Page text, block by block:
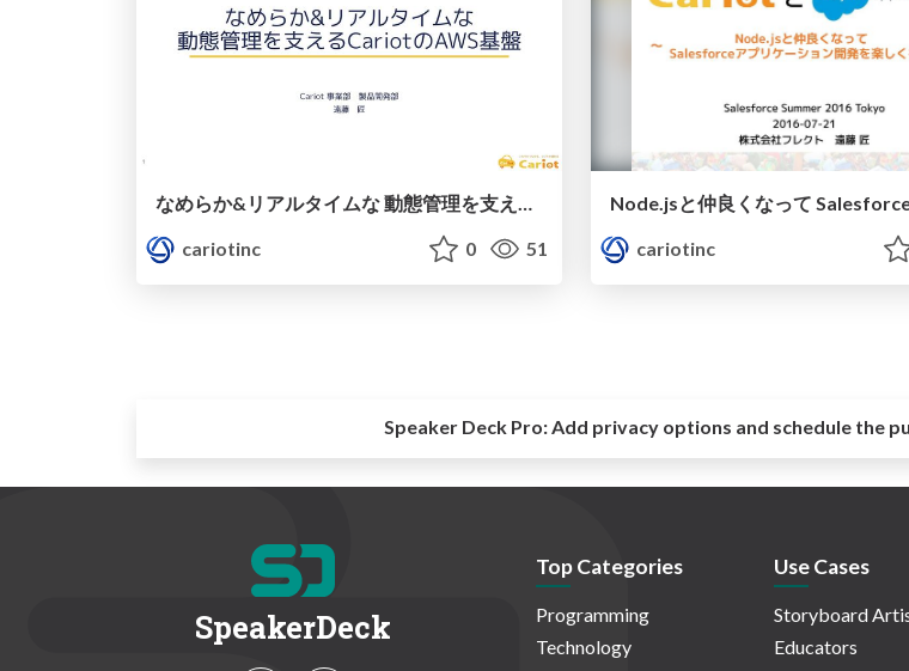
なめらか&リアルタイムな 動態管理を支えるCariotのAWS基盤 / cariot-xtech-jaws
cariotinc
0 51
cariotinc
Speaker Deck Pro:Add privacy options and schedule the
SpeakerDeck
Top Categories
Programming
Technology
Use Cases
Storyboard
Educators